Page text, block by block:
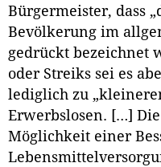
Bürgermeister, dass
Bevölkerung im
gedrückt bezeichnet
oder Streiks sei es
lediglich zu
Erwerbslosen. […]
Möglichkeit einer